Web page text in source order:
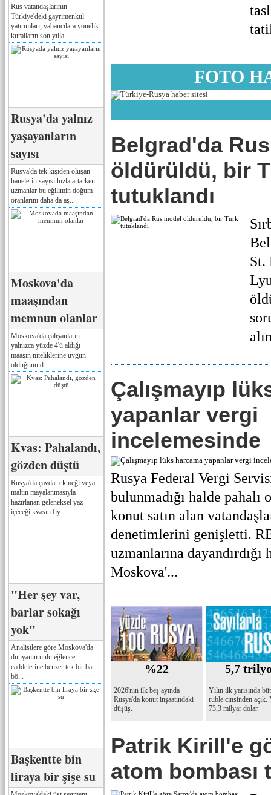
Rus vatandaşlarının
Türkiye'deki gayrimenkul
yatırımları, yabancılara yönelik
kuralların son yılla...
Rusya'da yalnız
yaşayanların
sayısı
Rusya'da tek kişiden oluşan
hanelerin sayısı hızla artarken
uzmanlar bu eğilimin doğum
oranlarını daha da aş...
Moskova'da
maaşından
memnun olanlar
Moskova'da çalışanların
yalnızca yüzde 4'ü aldığı
maaşın niteliklerine uygun
olduğunu d...
Kvas: Pahalandı,
gözden düştü
Rusya'da çavdar ekmeği veya
maltın mayalanmasıyla
hazırlanan geleneksel yaz
içeceği kvasın fiy...
"Her şey var,
barlar sokağı
yok"
Analistlere göre Moskova'da
dünyanın ünlü eğlence
caddelerine benzer tek bir bar
bö...
Başkentte bin
liraya bir şişe su
FOTO
Belgrad'da
öldürüldü, bir
tutuklandı
St.
Çalışmayıp
yapanlar vergi
incelemesinde
Rusya Federal Vergi
bulunmadığı halde
konut satın alan
denetimlerini genişletti.
uzmanlarına
Moskova'...
%22
2026'nın ilk beş ayında
Rusya'da konut inşaatındaki
düşüş.
5,7
Yılın ilk yarısında
ruble cinsinden açık.
73,3 milyar dolar.
Patrik Kirill'e
atom